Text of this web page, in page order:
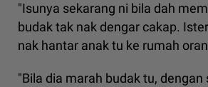
"Isunya sekarang ni bila dah
budak tak nak dengar cakap.
nak hantar anak tu ke rumah
"Bila dia marah budak tu, dengan